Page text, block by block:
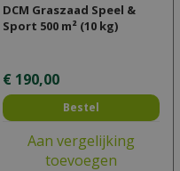
DCM Graszaad Speel &
Sport 500 m² (10 kg)
€ 190,00
Bestel
Aan vergelijking
toevoegen